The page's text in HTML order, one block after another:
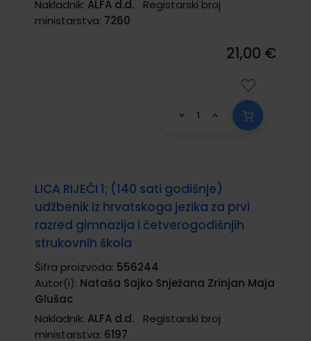
Nakladnik: ALFA d.d.
Registarski broj
ministarstva: 7260
21,00 €
LICA RIJEČI 1; (140 sati godišnje)
udžbenik iz hrvatskoga jezika za prvi
razred gimnazija i četverogodišnjih
strukovnih škola
Šifra proizvoda: 556244
Autor(i): Nataša Sajko Snježana Zrinjan Maja
Glušac
Nakladnik: ALFA d.d.
Registarski broj
ministarstva: 6197